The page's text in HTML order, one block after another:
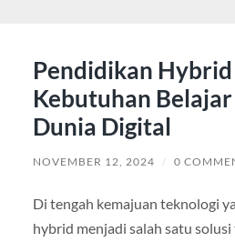
Pendidikan
Kebutuhan
Dunia Digital
NOVEMBER 12, 2024 / 0
Di tengah kemajuan teknologi
hybrid menjadi salah satu